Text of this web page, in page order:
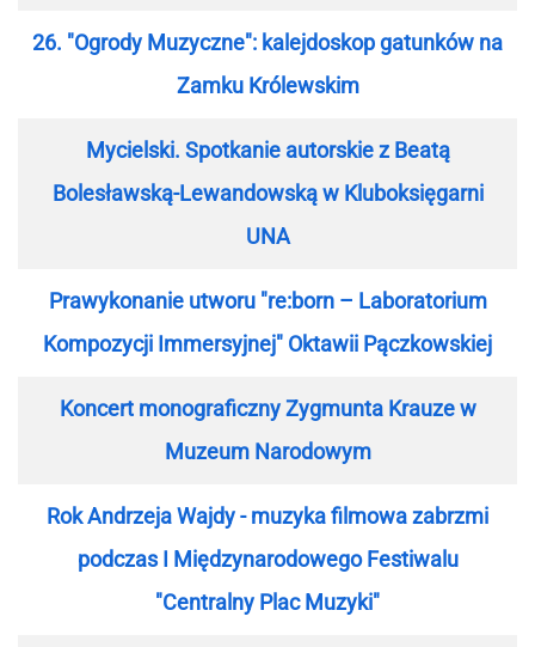
26. "Ogrody Muzyczne": kalejdoskop gatunków na
Zamku Królewskim
Mycielski. Spotkanie autorskie z Beatą
Bolesławską-Lewandowską w Kluboksięgarni
UNA
Prawykonanie utworu "re:born – Laboratorium
Kompozycji Immersyjnej" Oktawii Pączkowskiej
Koncert monograficzny Zygmunta Krauze w
Muzeum Narodowym
Rok Andrzeja Wajdy - muzyka filmowa zabrzmi
podczas I Międzynarodowego Festiwalu
"Centralny Plac Muzyki"